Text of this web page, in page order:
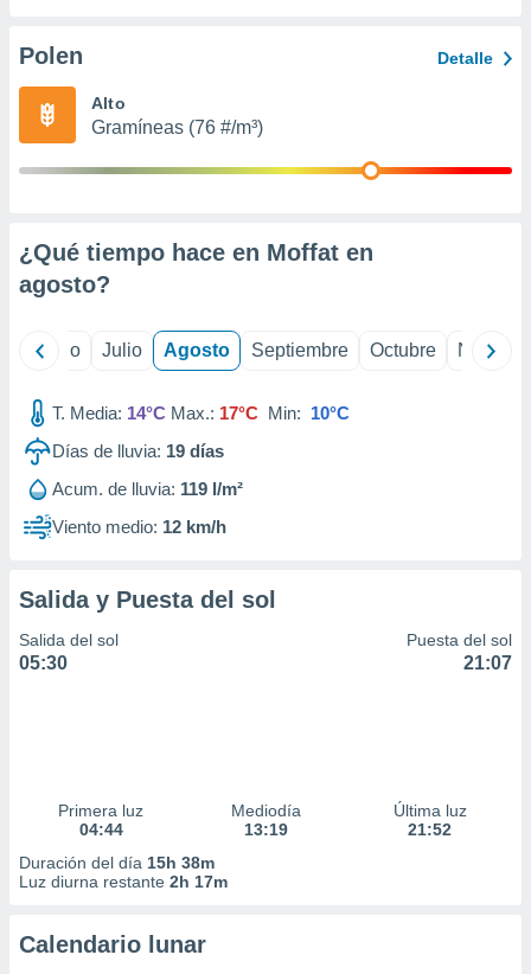
e
mediante
de
1199
Polen Detalle
Alto
Gramíneas (76 #/m³)
¿Qué tiempo hace en Moffat en
agosto?
Junio Julio Agosto Septiembre Octubre
T. Media: 14°C Max.: 17°C Min: 10°C
Días de lluvia: 19 días
Acum. de lluvia: 119 l/m²
Viento medio: 12 km/h
Salida y Puesta del sol
Salida del sol
05:30
Puesta del sol
21:07
Primera luz
04:44
Mediodía
13:19
Última luz
21:52
Duración del día 15h 38m
Luz diurna restante 2h 17m
Calendario lunar